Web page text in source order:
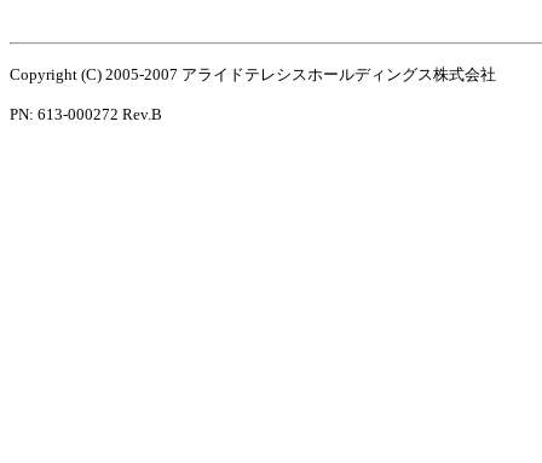
Copyright (C) 2005-2007 アライドテレシスホールディングス株式会社
PN: 613-000272 Rev.B